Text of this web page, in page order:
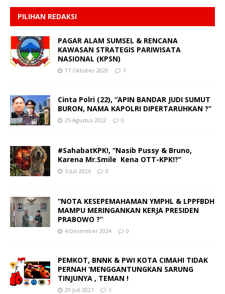
PILIHAN REDAKSI
PAGAR ALAM SUMSEL & RENCANA
KAWASAN STRATEGIS PARIWISATA
NASIONAL (KPSN)
17 Oktober 2020 1
Cinta Polri (22), “APIN BANDAR JUDI SUMUT
BURON, NAMA KAPOLRI DIPERTARUHKAN ?”
25 Agustus 2022 0
#SahabatKPK!, “Nasib Pussy & Bruno,
Karena Mr.Smile Kena OTT-KPK!?”
5 Juli 2026 0
“NOTA KESEPEMAHAMAN YMPHL & LPPFBDH
MAMPU MERINGANKAN KERJA PRESIDEN
PRABOWO ?”
4 Desember 2024 0
PEMKOT, BNNK & PWI KOTA CIMAHI TIDAK
PERNAH ‘MENGGANTUNGKAN SARUNG
TINJUNYA , TEMAN !
29 Juli 2021 1